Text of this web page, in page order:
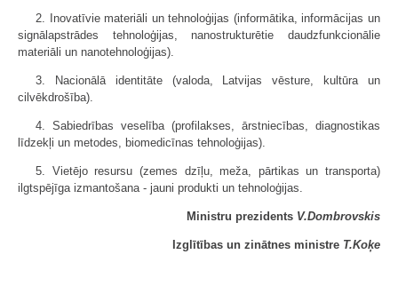
2. Inovatīvie materiāli un tehnoloģijas (informātika, informācijas un
signālap­strādes tehnoloģijas, nanostrukturētie daudzfunkcionālie
materiāli un nanotehnoloģijas).
3. Nacionālā identitāte (valoda, Latvijas vēsture, kultūra un
cilvēkdrošība).
4. Sabiedrības veselība (profilakses, ārstniecības, diagnostikas
līdzekļi un metodes, biomedicīnas tehnoloģijas).
5. Vietējo resursu (zemes dzīļu, meža, pārtikas un transporta)
ilgtspējīga izmantošana - jauni produkti un tehnoloģijas.
Ministru prezidents V.Dombrovskis
Izglītības un zinātnes ministre T.Koķe